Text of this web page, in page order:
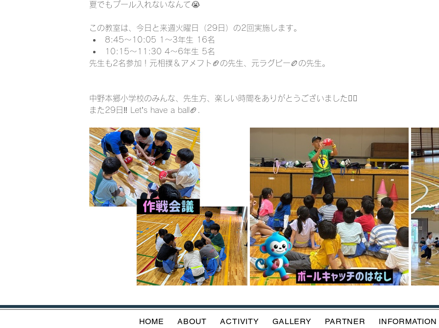
夏でもプール入れないなんて😭
この教室は、今日と来週火曜日（29日）の2回実施します。
8:45〜10:05 1〜3年生 16名
10:15〜11:30 4〜6年生 5名
先生も2名参加！元相撲＆アメフト🏈の先生、元ラグビー🏉の先生。
中野本郷小学校のみんな、先生方、楽しい時間をありがとうございました🙇‍♂️
また29日‼️ Let’s have a ball🏈.
HOME ABOUT ACTIVITY GALLERY PARTNER INFORMATION